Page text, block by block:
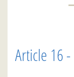
Article 16 -